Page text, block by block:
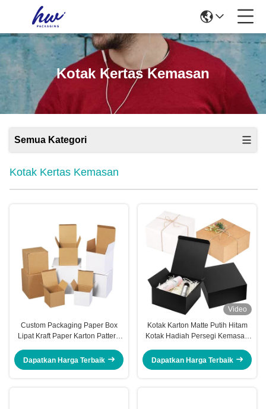
Kotak Kertas Kemasan
Semua Kategori
Kotak Kertas Kemasan
Custom Packaging Paper Box
Lipat Kraft Paper Karton Pattern
bergelombang
Dapatkan Harga Terbaik
Video
Kotak Karton Matte Putih Hitam
Kotak Hadiah Persegi Kemasan
Dapatkan Harga Terbaik